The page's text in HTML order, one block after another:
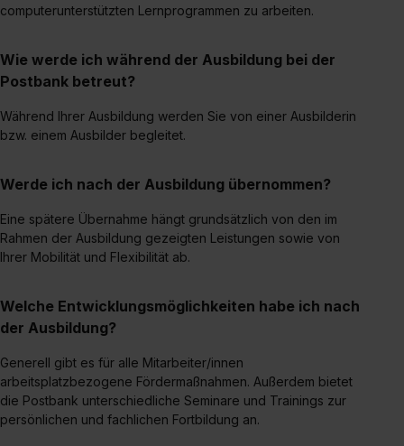
computerunterstützten Lernprogrammen zu arbeiten.
Wie werde ich während der Ausbildung bei der
Postbank betreut?
Während Ihrer Ausbildung werden Sie von einer Ausbilderin
bzw. einem Ausbilder begleitet.
Werde ich nach der Ausbildung übernommen?
Eine spätere Übernahme hängt grundsätzlich von den im
Rahmen der Ausbildung gezeigten Leistungen sowie von
Ihrer Mobilität und Flexibilität ab.
Welche Entwicklungsmöglichkeiten habe ich nach
der Ausbildung?
Generell gibt es für alle Mitarbeiter/innen
arbeitsplatzbezogene Fördermaßnahmen. Außerdem bietet
die Postbank unterschiedliche Seminare und Trainings zur
persönlichen und fachlichen Fortbildung an.